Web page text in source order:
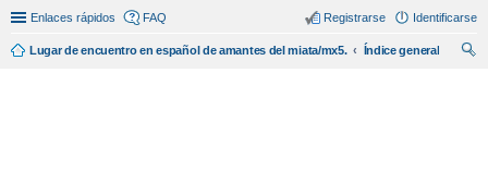
Enlaces rápidos FAQ Identificarse
Registrarse
Lugar de encuentro en español de amantes del miata/mx5.
Índice general